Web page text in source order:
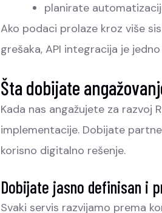
planirate
Ako podaci prolaze kroz više
grešaka, API integracija je
Šta dobijate
Kada nas angažujete za razvoj
implementacije. Dobijate
korisno digitalno rešenje.
Dobijate jasno definisan i
Svaki servis razvijamo prema